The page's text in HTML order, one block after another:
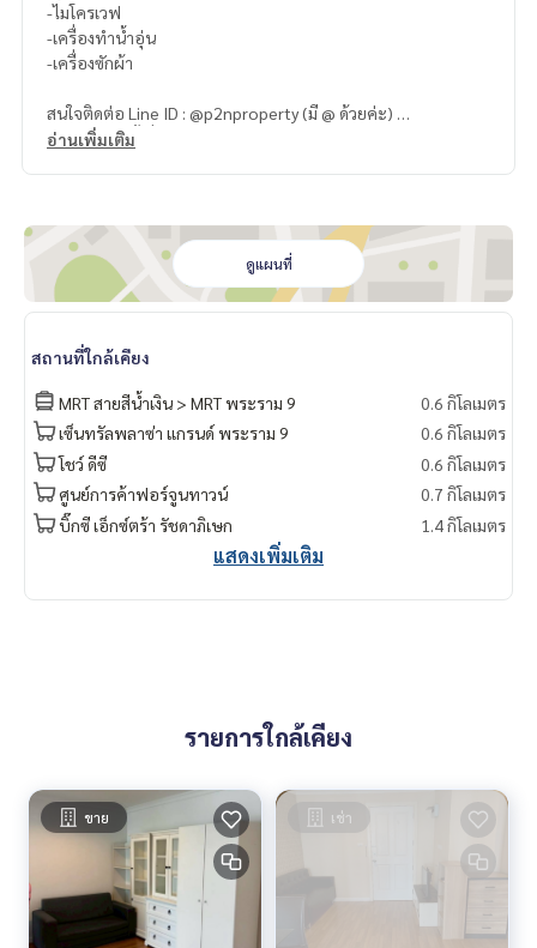
-ไมโครเวฟ
-เครื่องทำน้ำอุ่น
-เครื่องซักผ้า
สนใจติดต่อ Line ID : @p2nproperty (มี @ ด้วยค่ะ)
หรือ กดลิ้งค์นี้เพื่อแอดไลน์ :
* มีให้เลือกอีกหลายห้อง หลายโครงการค่ะ
https://www.p2npro
perty.com
Facebook Fanpage : P2N Property
** รับฝาก ขาย-เช่า คอนโด บ้าน ที่ดิน และอสังหาริมทรัพย์ทุกชนิ
ด ทั่วกรุงเทพฯ
อ่านเพิ่มเติม
ดูแผนที่
สถานที่ใกล้เคียง
MRT สายสีน้ำเงิน > MRT พระราม 9
0.6 กิโลเมตร
เซ็นทรัลพลาซ่า แกรนด์ พระราม 9
0.6 กิโลเมตร
โชว์ ดีซี
0.6 กิโลเมตร
ศูนย์การค้าฟอร์จูนทาวน์
0.7 กิโลเมตร
บิ๊กซี เอ็กซ์ตร้า รัชดาภิเษก
1.4 กิโลเมตร
แสดงเพิ่มเติม
รายการใกล้เคียง
ขาย เช่า